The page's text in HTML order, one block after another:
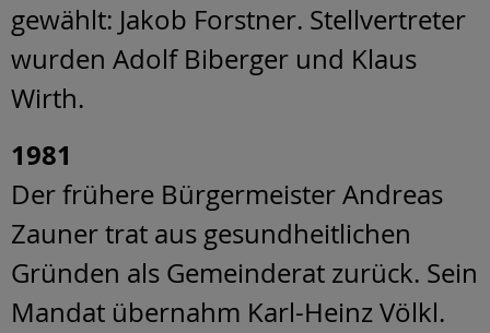
gewählt: Jakob Forstner. Stellvertreter
wurden Adolf Biberger und Klaus
Wirth.
1981
Der frühere Bürgermeister Andreas
Zauner trat aus gesundheitlichen
Gründen als Gemeinderat zurück. Sein
Mandat übernahm Karl-Heinz Völkl.